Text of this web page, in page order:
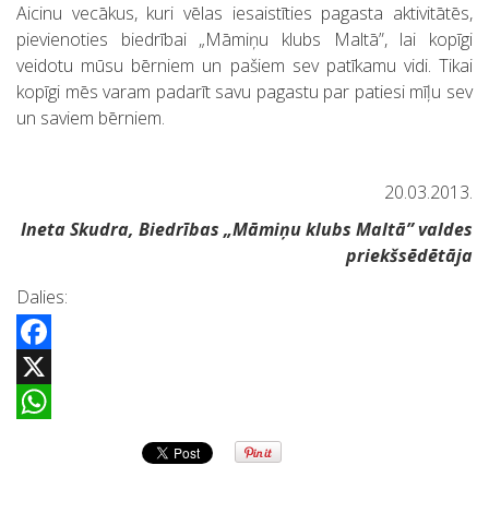
Aicinu vecākus, kuri vēlas iesaistīties pagasta aktivitātēs,
pievienoties biedrībai „Māmiņu klubs Maltā”, lai kopīgi
veidotu mūsu bērniem un pašiem sev patīkamu vidi. Tikai
kopīgi mēs varam padarīt savu pagastu par patiesi mīļu sev
un saviem bērniem.
20.03.2013.
Ineta Skudra, Biedrības „Māmiņu klubs Maltā” valdes
priekšsēdētāja
Dalies:
Facebook
X